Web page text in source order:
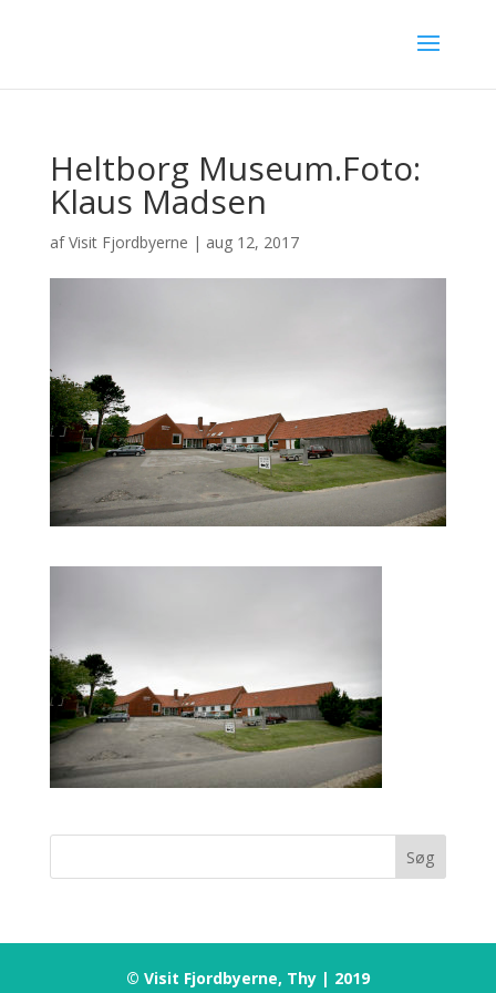
Heltborg Museum.Foto:
Klaus Madsen
afVisit Fjordbyerne | aug 12, 2017
© Visit Fjordbyerne, Thy | 2019